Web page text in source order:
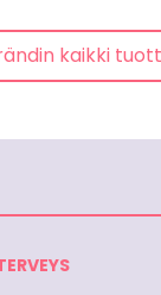
kaikki